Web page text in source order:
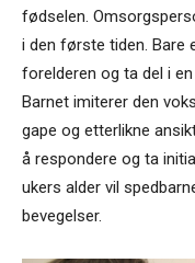
fødselen.
i den første tiden. Bare
forelderen og ta del i
Barnet imiterer den
gape og etterlikne
å respondere og ta
ukers alder vil
bevegelser.